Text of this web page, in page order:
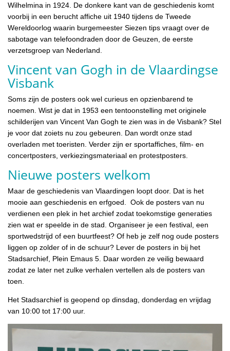
Wilhelmina in 1924. De donkere kant van de geschiedenis komt
voorbij in een berucht affiche uit 1940 tijdens de Tweede
Wereldoorlog waarin burgemeester Siezen tips vraagt over de
sabotage van telefoondraden door de Geuzen, de eerste
verzetsgroep van Nederland.
Vincent van Gogh in de Vlaardingse
Visbank
Soms zijn de posters ook wel curieus en opzienbarend te
noemen. Wist je dat in 1953 een tentoonstelling met originele
schilderijen van Vincent Van Gogh te zien was in de Visbank? Stel
je voor dat zoiets nu zou gebeuren. Dan wordt onze stad
overladen met toeristen. Verder zijn er sportaffiches, film- en
concertposters, verkiezingsmateriaal en protestposters.
Nieuwe posters welkom
Maar de geschiedenis van Vlaardingen loopt door. Dat is het
mooie aan geschiedenis en erfgoed. Ook de posters van nu
verdienen een plek in het archief zodat toekomstige generaties
zien wat er speelde in de stad. Organiseer je een festival, een
sportwedstrijd of een buurtfeest? Of heb je zelf nog oude posters
liggen op zolder of in de schuur? Lever de posters in bij het
Stadsarchief, Plein Emaus 5. Daar worden ze veilig bewaard
zodat ze later net zulke verhalen vertellen als de posters van
toen.
Het Stadsarchief is geopend op dinsdag, donderdag en vrijdag
van 10:00 tot 17:00 uur.